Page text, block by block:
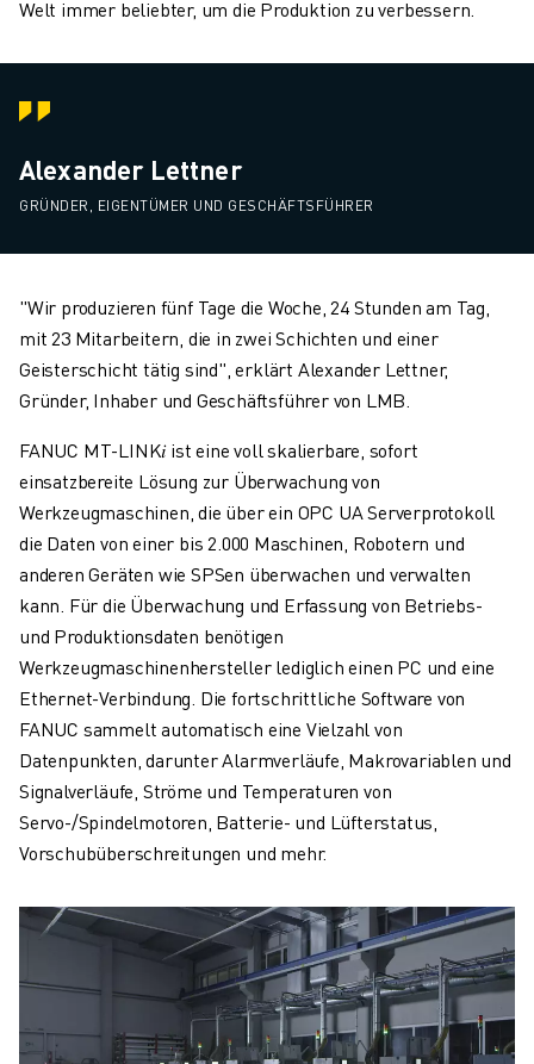
Welt immer beliebter, um die Produktion zu verbessern.
Alexander Lettner
GRÜNDER, EIGENTÜMER UND GESCHÄFTSFÜHRER
"Wir produzieren fünf Tage die Woche, 24 Stunden am Tag,
mit 23 Mitarbeitern, die in zwei Schichten und einer
Geisterschicht tätig sind", erklärt Alexander Lettner,
Gründer, Inhaber und Geschäftsführer von LMB.
FANUC MT-LINK𝑖 ist eine voll skalierbare, sofort
einsatzbereite Lösung zur Überwachung von
Werkzeugmaschinen, die über ein OPC UA Serverprotokoll
die Daten von einer bis 2.000 Maschinen, Robotern und
anderen Geräten wie SPSen überwachen und verwalten
kann. Für die Überwachung und Erfassung von Betriebs-
und Produktionsdaten benötigen
Werkzeugmaschinenhersteller lediglich einen PC und eine
Ethernet-Verbindung. Die fortschrittliche Software von
FANUC sammelt automatisch eine Vielzahl von
Datenpunkten, darunter Alarmverläufe, Makrovariablen und
Signalverläufe, Ströme und Temperaturen von
Servo-/Spindelmotoren, Batterie- und Lüfterstatus,
Vorschubüberschreitungen und mehr.